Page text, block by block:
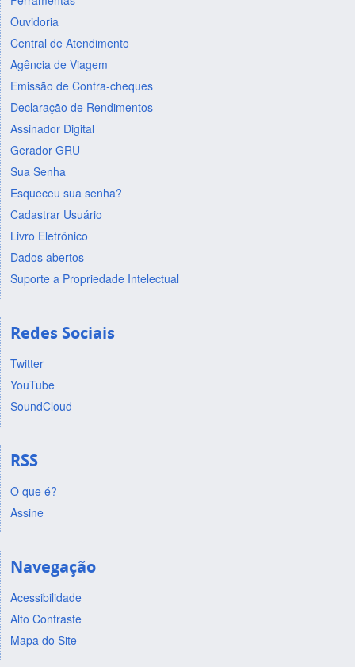
Ouvidoria
Central de Atendimento
Agência de Viagem
Emissão de Contra-cheques
Declaração de Rendimentos
Assinador Digital
Gerador GRU
Sua Senha
Esqueceu sua senha?
Cadastrar Usuário
Livro Eletrônico
Dados abertos
Suporte a Propriedade Intelectual
Redes Sociais
Twitter
YouTube
SoundCloud
RSS
O que é?
Assine
Navegação
Acessibilidade
Alto Contraste
Mapa do Site